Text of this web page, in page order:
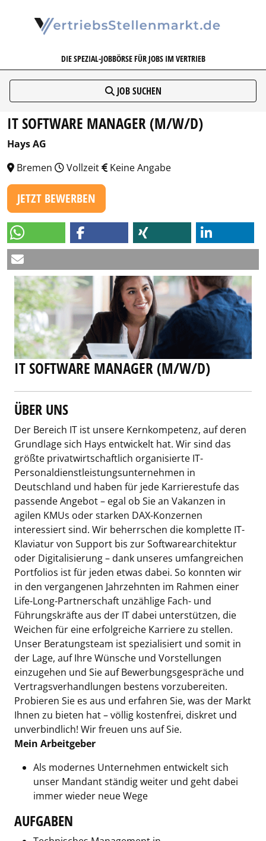
DIE SPEZIAL-JOBBÖRSE FÜR JOBS IM VERTRIEB
JOB SUCHEN
IT SOFTWARE MANAGER (M/W/D)
Hays AG
Bremen
Vollzeit Keine Angabe
JETZT BEWERBEN
IT SOFTWARE MANAGER (M/W/D)
ÜBER UNS
Der Bereich IT ist unsere Kernkompetenz, auf deren
Grundlage sich Hays entwickelt hat. Wir sind das
größte privatwirtschaftlich organisierte IT-
Personaldienstleistungsunternehmen in
Deutschland und haben für jede Karrierestufe das
passende Angebot – egal ob Sie an Vakanzen in
agilen KMUs oder starken DAX-Konzernen
interessiert sind. Wir beherrschen die komplette IT-
Klaviatur von Support bis zur Softwarearchitektur
oder Digitalisierung – dank unseres umfangreichen
Portfolios ist für jeden etwas dabei. So konnten wir
in den vergangenen Jahrzehnten im Rahmen einer
Life-Long-Partnerschaft unzählige Fach- und
Führungskräfte aus der IT dabei unterstützen, die
Weichen für eine erfolgreiche Karriere zu stellen.
Unser Beratungsteam ist spezialisiert und somit in
der Lage, auf Ihre Wünsche und Vorstellungen
einzugehen und Sie auf Bewerbungsgespräche und
Vertragsverhandlungen bestens vorzubereiten.
Probieren Sie es aus und erfahren Sie, was der Markt
Ihnen zu bieten hat – völlig kostenfrei, diskret und
unverbindlich! Wir freuen uns auf Sie.
Mein Arbeitgeber
Als modernes Unternehmen entwickelt sich
unser Mandant ständig weiter und geht dabei
immer wieder neue Wege
AUFGABEN